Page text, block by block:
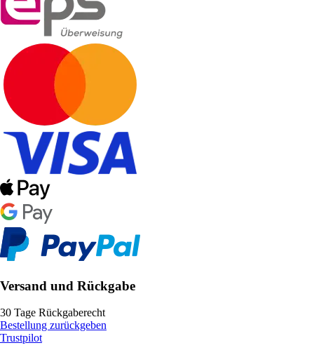
Versand und Rückgabe
30 Tage Rückgaberecht
Bestellung zurückgeben
Trustpilot